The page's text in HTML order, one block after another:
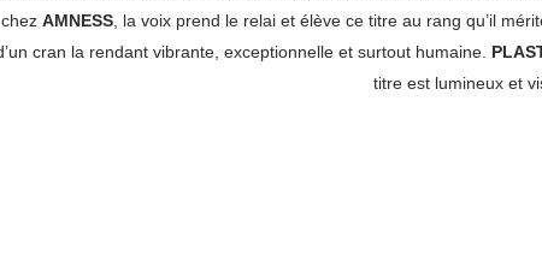
AMNESS , la voix prend le relai et élève ce titre au rang qu’il
cran la rendant vibrante, exceptionnelle et surtout humaine.
titre est lumineux et